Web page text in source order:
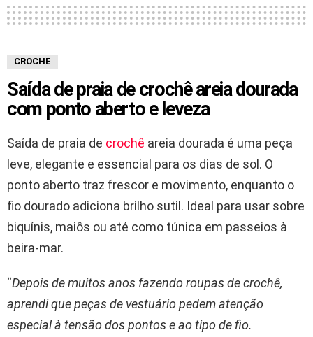
CROCHE
Saída de praia de crochê areia dourada
com ponto aberto e leveza
Saída de praia de crochê areia dourada é uma peça
leve, elegante e essencial para os dias de sol. O
ponto aberto traz frescor e movimento, enquanto o
fio dourado adiciona brilho sutil. Ideal para usar sobre
biquínis, maiôs ou até como túnica em passeios à
beira-mar.
“Depois de muitos anos fazendo roupas de crochê,
aprendi que peças de vestuário pedem atenção
especial à tensão dos pontos e ao tipo de fio.